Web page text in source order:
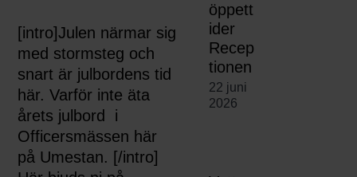
[intro]Julen närmar sig
med stormsteg och
snart är julbordens tid
här. Varför inte äta
årets julbord i
Officersmässen här
på Umestan. [/intro]
öppett
ider
Recep
tionen
22 juni
2026